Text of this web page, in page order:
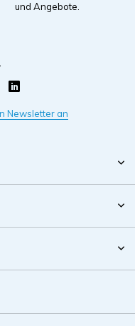
und Angebote.
Newsletter an